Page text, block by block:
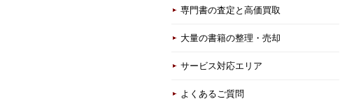
専門書の査定と高価買取
大量の書籍の整理・売却
サービス対応エリア
よくあるご質問